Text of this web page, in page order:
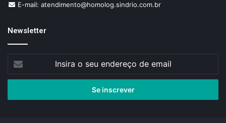
E-mail: atendimento@homolog.sindrio.com.br
Newsletter
seu
de